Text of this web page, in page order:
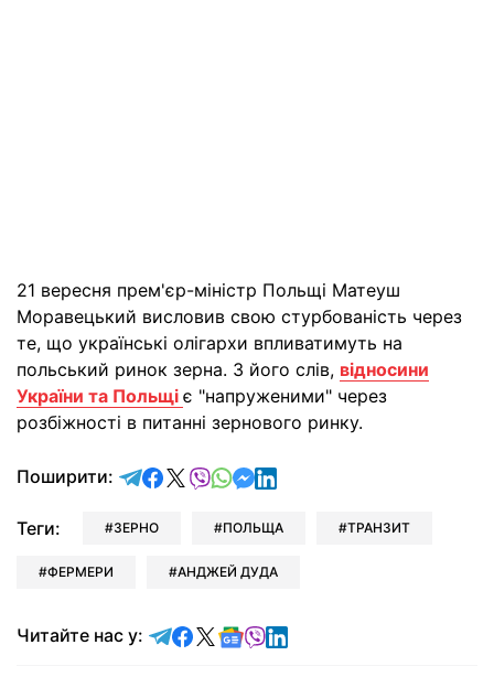
21 вересня прем'єр-міністр Польщі Матеуш
Моравецький висловив свою стурбованість через
те, що українські олігархи впливатимуть на
польський ринок зерна. З його слів, відносини
України та Польщі є "напруженими" через
розбіжності в питанні зернового ринку.
Поширити: відправити у Telegram
поділитись у Facebook
поділитись у X
відправити у Viber
відправити у Whatsapp
відправити у Messenger
відправити у LinkedIn
Теги: ЗЕРНО ПОЛЬЩА ТРАНЗИТ
ФЕРМЕРИ АНДЖЕЙ ДУДА
Читайте нас у: Читайте у Telegram
Читайте у Facebook
Читайте у X
Читайте у Google news
Читайте у Viber
Читайте у LinkedIn